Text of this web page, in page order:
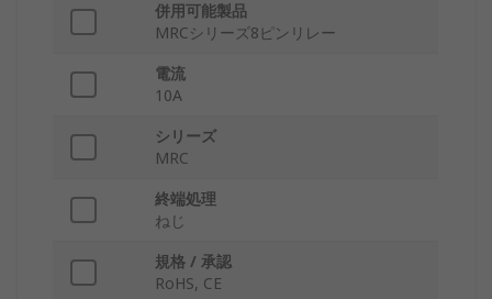
併用可能製品
MRCシリーズ8ピンリレー
電流
10A
シリーズ
MRC
終端処理
ねじ
規格 / 承認
RoHS, CE